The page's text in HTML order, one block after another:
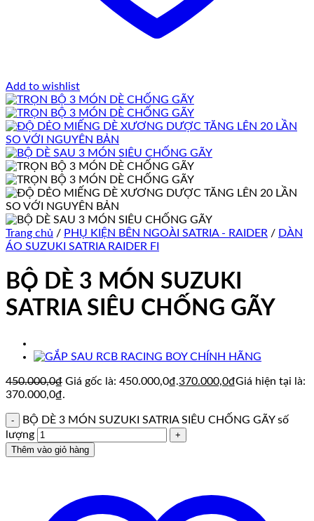
Add to wishlist
Trang chủ / PHỤ KIỆN BÊN NGOÀI SATRIA - RAIDER / DÀN
ÁO SUZUKI SATRIA RAIDER FI
BỘ DÈ 3 MÓN SUZUKI
SATRIA SIÊU CHỐNG GÃY
450.000,0₫ Giá gốc là: 450.000,0₫.370.000,0₫Giá hiện tại là:
370.000,0₫.
BỘ DÈ 3 MÓN SUZUKI SATRIA SIÊU CHỐNG GÃY số
lượng
Thêm vào giỏ hàng